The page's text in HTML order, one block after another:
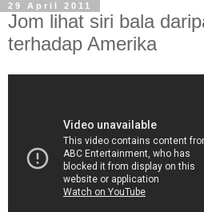
29 April 2011
Jom lihat siri bala
terhadap Amerika